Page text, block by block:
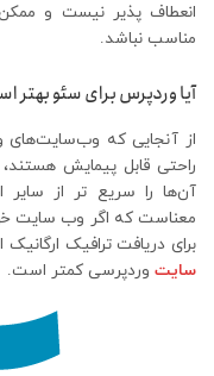
انعطاف پذیر نیست و
مناسب نباشد.
آیا وردپرس برای سئو بهتر
از آنجایی که وب‌سایت‌های
آن‌ها را سریع تر از سایر
معناست که اگر وب سایت
برای دریافت ترافیک
سایت وردپرسی کمتر است.